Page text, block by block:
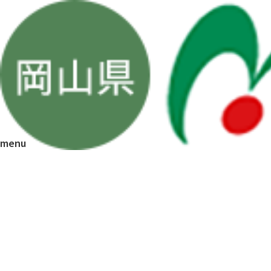
menu
空き家バンク
TOP
MC002
大規模リフォーム実施済み住宅
受付中
山ぐらし 学校近く
(2km以内)
賃貸
売買 1180万円 所在